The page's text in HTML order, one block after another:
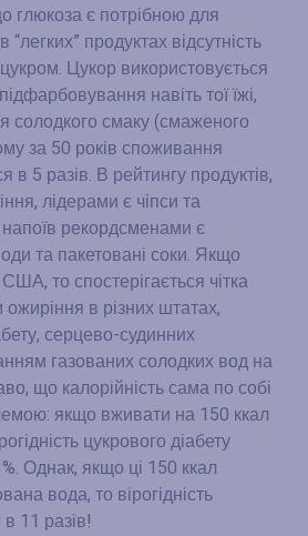
глюкоза є потрібною для
продуктах відсутність
Цукор використовується
навіть тої їжі,
солодкого смаку (смаженого
за 50 років споживання
в 5 разів. В рейтингу продуктів,
лідерами є чіпси та
рекордсменами є
та пакетовані соки. Якщо
то спостерігається чітка
в різних штатах,
серцево-судинних
газованих солодких вод на
що калорійність сама по собі
якщо вживати на 150 ккал
цукрового діабету
Однак, якщо ці 150 ккал
вода, то вірогідність
11 разів!